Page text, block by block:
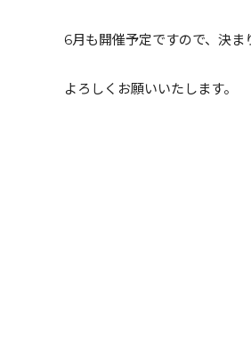
6月も開催予定ですので、決ま
よろしくお願いいたします。